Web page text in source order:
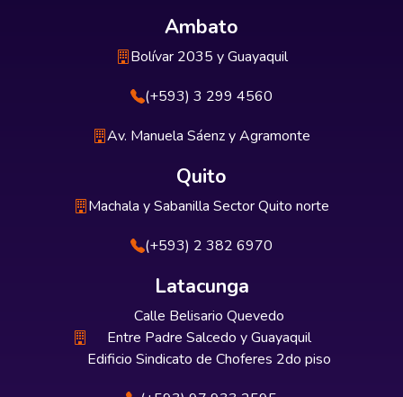
Ambato
Bolívar 2035 y Guayaquil
(+593) 3 299 4560
Av. Manuela Sáenz y Agramonte
Quito
Machala y Sabanilla Sector Quito norte
(+593) 2 382 6970
Latacunga
Calle Belisario Quevedo
Entre Padre Salcedo y Guayaquil
Edificio Sindicato de Choferes 2do piso